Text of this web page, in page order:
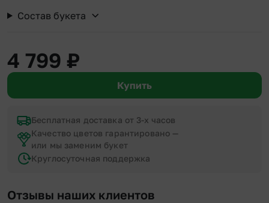
Состав букета
4 799 ₽
Купить
Бесплатная доставка от 3-х часов
Качество цветов гарантировано —
или мы заменим букет
Круглосуточная поддержка
Отзывы наших клиентов